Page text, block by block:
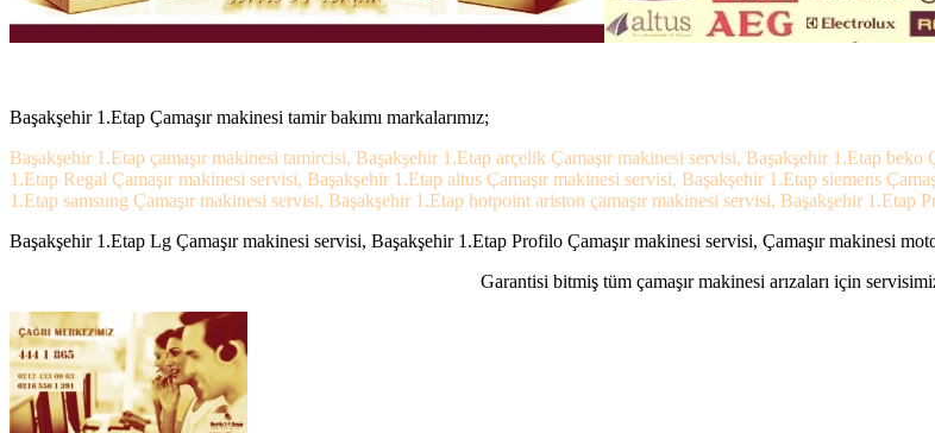
Başakşehir 1.Etap Çamaşır makinesi tamir bakımı markalarımız;
Başakşehir 1.Etap çamaşır makinesi tamircisi, Başakşehir 1.Etap arçelik Çamaşır makinesi servisi, Başakşehir 1.Etap
1.Etap Regal Çamaşır makinesi servisi, Başakşehir 1.Etap altus Çamaşır makinesi servisi, Başakşehir 1.Etap siemens
1.Etap samsung Çamaşır makinesi servisi, Başakşehir 1.Etap hotpoint ariston çamaşır makinesi servisi, Başakşehir 1.Etap
Başakşehir 1.Etap Lg Çamaşır makinesi servisi, Başakşehir 1.Etap Profilo Çamaşır makinesi servisi, Çamaşır makinesi
Garantisi bitmiş tüm çamaşır makinesi arızaları için